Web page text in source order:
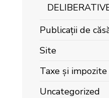
Publicații de
Site
Taxe și
Uncategorized